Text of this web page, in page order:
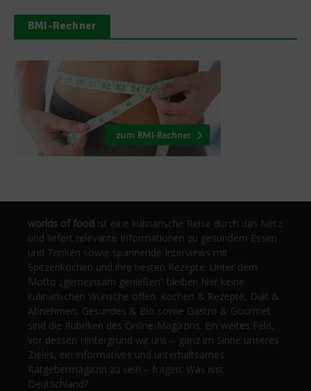
BMI-Rechner
worlds of food ist eine kulinarische Reise durch das Netz
und liefert relevante Informationen zu gesundem Essen
und Trinken sowie spannende Interviews mit
Spitzenköchen und ihre besten Rezepte. Unter dem
Motto „gemeinsam genießen“ bleiben hier keine
kulinarischen Wünsche offen. Kochen & Rezepte, Diät &
Abnehmen, Gesundes & Bio sowie Gastro & Gourmet
sind die Rubriken des Online-Magazins. Ein weites Feld,
vor dessen Hintergrund wir uns – ganz im Sinne unseres
Zieles, ein informatives und unterhaltsames
Ratgebermagazin zu sein – fragen: Was isst
Deutschland?